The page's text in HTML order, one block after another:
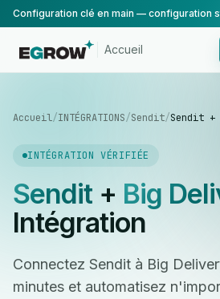
Accueil
Accueil/INTÉGRATIONS/Sendit/Sendit
INTÉGRATION VÉRIFIÉE
Sendit+ Big
Intégration
Connectez Sendit à Big
minutes et automatisez